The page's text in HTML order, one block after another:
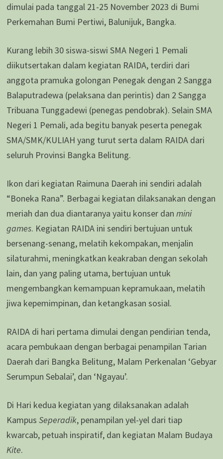
dimulai pada tanggal 21-25 November 2023 di Bumi
Perkemahan Bumi Pertiwi, Balunijuk, Bangka.
Kurang lebih 30 siswa-siswi SMA Negeri 1 Pemali
diikutsertakan dalam kegiatan RAIDA, terdiri dari
anggota pramuka golongan Penegak dengan 2 Sangga
Balaputradewa (pelaksana dan perintis) dan 2 Sangga
Tribuana Tunggadewi (penegas pendobrak). Selain SMA
Negeri 1 Pemali, ada begitu banyak peserta penegak
SMA/SMK/KULIAH yang turut serta dalam RAIDA dari
seluruh Provinsi Bangka Belitung.
Ikon dari kegiatan Raimuna Daerah ini sendiri adalah
“Boneka Rana”. Berbagai kegiatan dilaksanakan dengan
meriah dan dua diantaranya yaitu konser dan mini
games. Kegiatan RAIDA ini sendiri bertujuan untuk
bersenang-senang, melatih kekompakan, menjalin
silaturahmi, meningkatkan keakraban dengan sekolah
lain, dan yang paling utama, bertujuan untuk
mengembangkan kemampuan kepramukaan, melatih
jiwa kepemimpinan, dan ketangkasan sosial.
RAIDA di hari pertama dimulai dengan pendirian tenda,
acara pembukaan dengan berbagai penampilan Tarian
Daerah dari Bangka Belitung, Malam Perkenalan ‘Gebyar
Serumpun Sebalai’, dan ‘Ngayau’.
Di Hari kedua kegiatan yang dilaksanakan adalah
Kampus Seperadik, penampilan yel-yel dari tiap
kwarcab, petuah inspiratif, dan kegiatan Malam Budaya
Kite.